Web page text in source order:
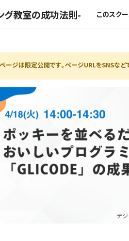
グ教室の成功法則- このスク
ージは限定公開です。ページURLをSNSなど